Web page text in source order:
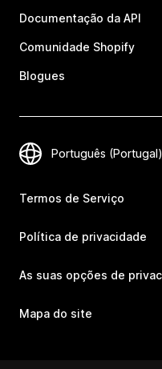
Documentação da API
Comunidade Shopify
Blogues
Termos de Serviço
Política de privacidade
As suas opções de
Mapa do site